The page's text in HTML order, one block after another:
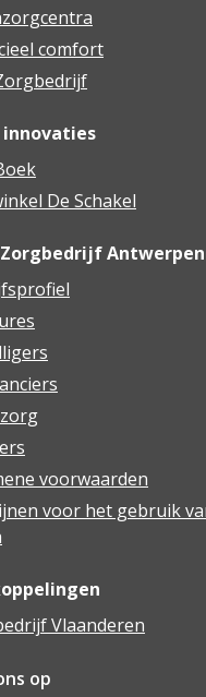
comfort
innovaties
De Schakel
Antwerpen
voorwaarden
voor het gebruik
Vlaanderen
op